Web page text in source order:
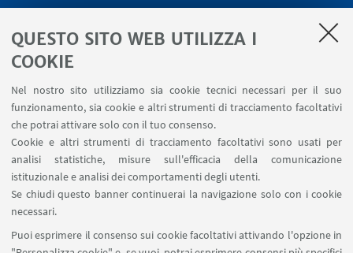
QUESTO SITO WEB UTILIZZA I
COOKIE
Nel nostro sito utilizziamo sia cookie tecnici necessari per il suo
funzionamento, sia cookie e altri strumenti di tracciamento facoltativi
che potrai attivare solo con il tuo consenso.
Cookie e altri strumenti di tracciamento facoltativi sono usati per
analisi statistiche, misure sull'efficacia della comunicazione
istituzionale e analisi dei comportamenti degli utenti.
Se chiudi questo banner continuerai la navigazione solo con i cookie
necessari.
Puoi esprimere il consenso sui cookie facoltativi attivando l'opzione in
Segnala un evento
Contatti
SEGUI IL DIPARTIMENTO SU:
SEGUI UNIBO SU: